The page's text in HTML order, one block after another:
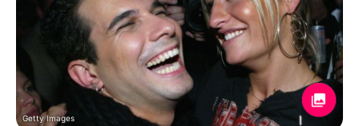
Getty Images